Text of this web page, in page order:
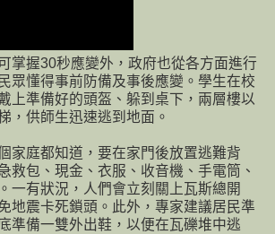
掌握30秒應變外，政府也從各方面進行
眾懂得事前防備及事後應變。學生在校
上準備好的頭盔、躲到桌下，兩層樓以
，供師生迅速逃到地面。
家庭都知道，要在家門後放置逃難背
救包、現金、衣服、收音機、手電筒、
一有狀況，人們會立刻關上瓦斯總開
地震卡死鎖頭。此外，專家建議居民準
準備一雙外出鞋，以便在瓦礫堆中逃